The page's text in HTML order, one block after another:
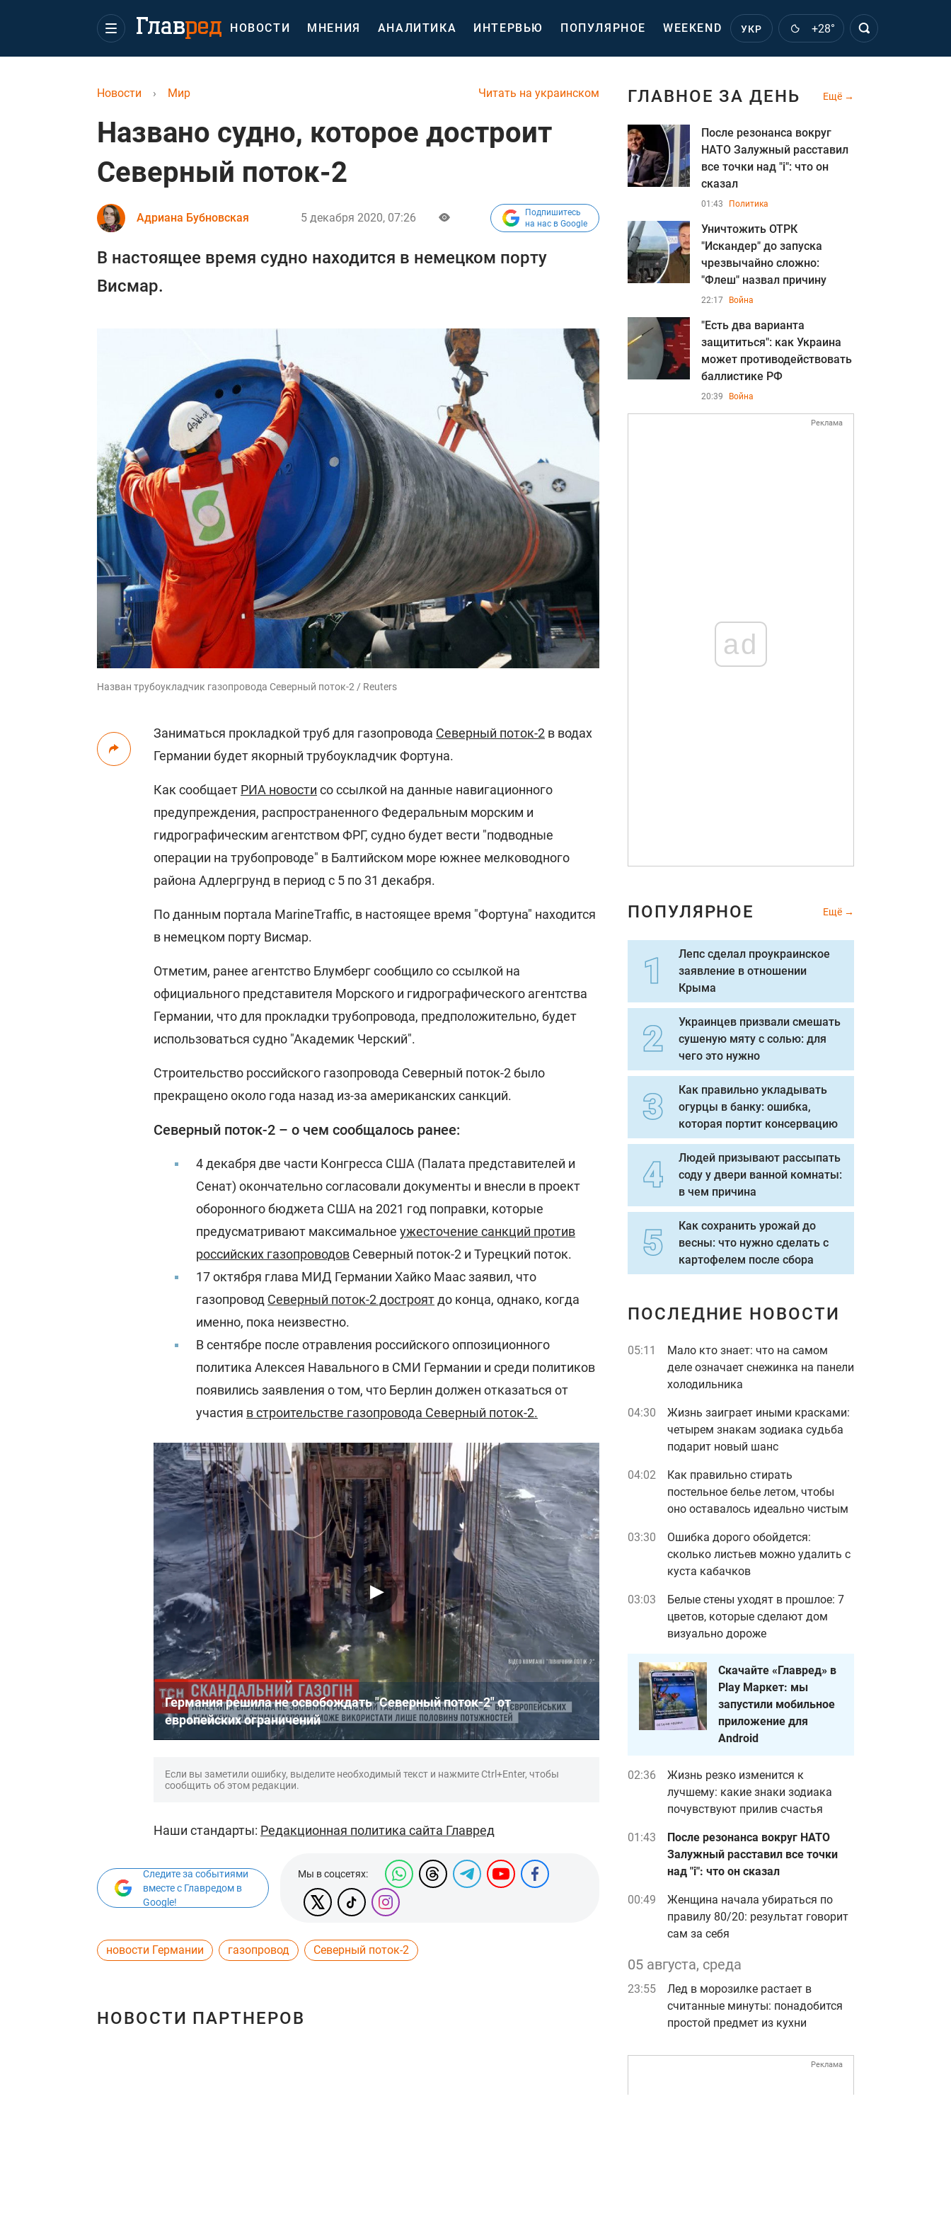
НОВОСТИ МНЕНИЯ АНАЛИТИКА ИНТЕРВЬЮ ПОПУЛЯРНОЕ WEEKEND УКР +28°
Читать на украинском
Новости › Мир
Названо судно, которое достроит
Северный поток-2
Адриана Бубновская 5 декабря 2020, 07:26
Подпишитесь
на нас в Google
В настоящее время судно находится в немецком порту
Висмар.
Назван трубоукладчик газопровода Северный поток-2 / Reuters
Заниматься прокладкой труб для газопровода Северный поток-2 в водах
Германии будет якорный трубоукладчик Фортуна.
Как сообщает РИА новости со ссылкой на данные навигационного
предупреждения, распространенного Федеральным морским и
гидрографическим агентством ФРГ, судно будет вести "подводные
операции на трубопроводе" в Балтийском море южнее мелководного
района Адлергрунд в период с 5 по 31 декабря.
По данным портала MarineTraffic, в настоящее время "Фортуна" находится
в немецком порту Висмар.
Отметим, ранее агентство Блумберг сообщило со ссылкой на
официального представителя Морского и гидрографического агентства
Германии, что для прокладки трубопровода, предположительно, будет
использоваться судно "Академик Черский".
Строительство российского газопровода Северный поток-2 было
прекращено около года назад из-за американских санкций.
Северный поток-2 – о чем сообщалось ранее:
4 декабря две части Конгресса США (Палата представителей и
Сенат) окончательно согласовали документы и внесли в проект
оборонного бюджета США на 2021 год поправки, которые
предусматривают максимальное ужесточение санкций против
российских газопроводов Северный поток-2 и Турецкий поток.
17 октября глава МИД Германии Хайко Маас заявил, что
газопровод Северный поток-2 достроятдо конца, однако, когда
именно, пока неизвестно.
В сентябре после отравления российского оппозиционного
политика Алексея Навального в СМИ Германии и среди политиков
появились заявления о том, что Берлин должен отказаться от
участия в строительстве газопровода Северный поток-2.
Германия решила не освобождать "Северный поток-2" от
европейских ограничений
Если вы заметили ошибку, выделите необходимый текст и нажмите Ctrl+Enter, чтобы
сообщить об этом редакции.
Наши стандарты: Редакционная политика сайта Главред
Следите за событиями
вместе с Главредом в
Google!
Мы в соцсетях:
новости Германии газопровод Северный поток-2
НОВОСТИ ПАРТНЕРОВ
ГЛАВНОЕ ЗА ДЕНЬ Ещё
После резонанса вокруг
НАТО Залужный расставил
все точки над "i": что он
сказал
01:43 Политика
Уничтожить ОТРК
"Искандер" до запуска
чрезвычайно сложно:
"Флеш" назвал причину
22:17 Война
"Есть два варианта
защититься": как Украина
может противодействовать
баллистике РФ
20:39 Война
Реклама
ad
ПОПУЛЯРНОЕ Ещё
Лепс сделал проукраинское
заявление в отношении
Крыма
Украинцев призвали смешать
сушеную мяту с солью: для
чего это нужно
Как правильно укладывать
огурцы в банку: ошибка,
которая портит консервацию
Людей призывают рассыпать
соду у двери ванной комнаты:
в чем причина
Как сохранить урожай до
весны: что нужно сделать с
картофелем после сбора
ПОСЛЕДНИЕ НОВОСТИ
05:11
Мало кто знает: что на самом
деле означает снежинка на панели
холодильника
04:30
Жизнь заиграет иными красками:
четырем знакам зодиака судьба
подарит новый шанс
04:02
Как правильно стирать
постельное белье летом, чтобы
оно оставалось идеально чистым
03:30
Ошибка дорого обойдется:
сколько листьев можно удалить с
куста кабачков
03:03
Белые стены уходят в прошлое: 7
цветов, которые сделают дом
визуально дороже
Скачайте «Главред» в
Play Маркет: мы
запустили мобильное
приложение для
Android
02:36
Жизнь резко изменится к
лучшему: какие знаки зодиака
почувствуют прилив счастья
01:43
После резонанса вокруг НАТО
Залужный расставил все точки
над "i": что он сказал
00:49
Женщина начала убираться по
правилу 80/20: результат говорит
сам за себя
05 августа, среда
23:55
Лед в морозилке растает в
считанные минуты: понадобится
простой предмет из кухни
Реклама